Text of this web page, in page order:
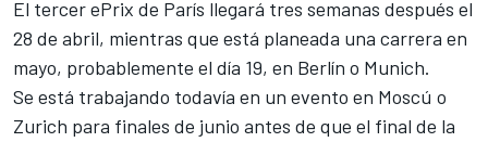
El tercer ePrix de París llegará tres semanas después el
28 de abril, mientras que está planeada una carrera en
mayo, probablemente el día 19, en Berlín o Munich.
Se está trabajando todavía en un evento en Moscú o
Zurich para finales de junio antes de que el final de la